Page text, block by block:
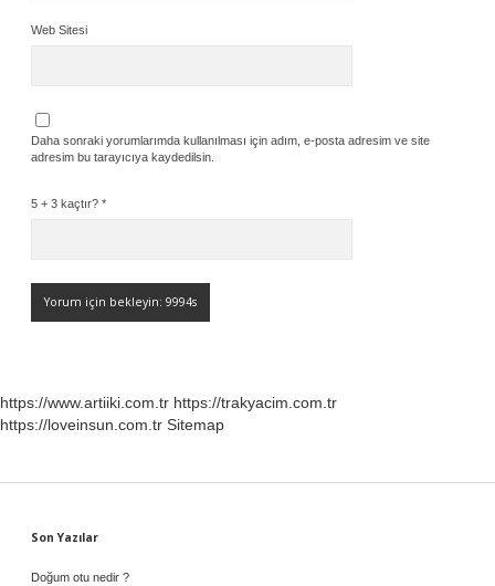
Web Sitesi
Daha sonraki yorumlarımda kullanılması için adım, e-posta adresim ve site
adresim bu tarayıcıya kaydedilsin.
5 + 3 kaçtır? *
https://www.artiiki.com.tr https://trakyacim.com.tr
https://loveinsun.com.tr Sitemap
Sidebar
Son Yazılar
Doğum otu nedir ?